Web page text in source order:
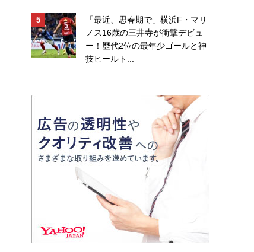
「最近、思春期で」横浜F・マリ
ノス16歳の三井寺が衝撃デビュ
ー！歴代2位の最年少ゴールと神
技ヒールト...